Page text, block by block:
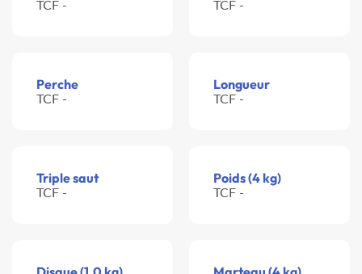
TCF - TCF -
Perche
TCF -
Longueur
TCF -
Triple saut
TCF -
Poids (4 kg)
TCF -